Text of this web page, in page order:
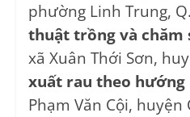
phường Linh Trung,
thuật trồng và chăm
xã Xuân Thới Sơn,
xuất rau theo hướng
Phạm Văn Cội, huyện